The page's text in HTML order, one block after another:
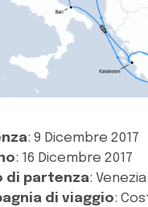
: 9 Dicembre 2017
: 16 Dicembre 2017
di partenza: Venezia
di viaggio: